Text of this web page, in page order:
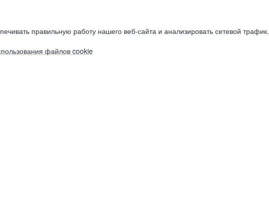
правильную работу нашего веб-сайта и анализировать сетевой трафик.
файлов cookie